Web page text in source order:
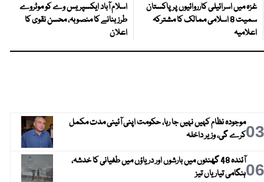
غزہ میں اسرائیلی کارروائیوں پر پاکستان
سمیت 8 اسلامی ممالک کا مشترکہ
اعلامیہ
اسلام آباد ایکسپریس وے کو موٹروے
طرز بنانے کا منصوبہ، محسن نقوی کا
اعلان
03موجودہ نظام کہیں نہیں جا رہا، حکومت اپنی آئینی مدت مکمل
کرے گی، وزیر داخلہ
06
آئندہ 48 گھنٹوں میں بارشوں اور دریاؤں میں طغیانی کا خدشہ،
ہنگامی تیاریاں تیز